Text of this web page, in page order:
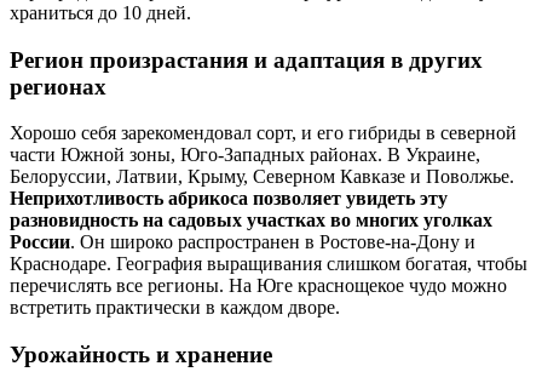
храниться до 10 дней.
Регион произрастания и адаптация в других
регионах
Хорошо себя зарекомендовал сорт, и его гибриды в северной
части Южной зоны, Юго-Западных районах. В Украине,
Белоруссии, Латвии, Крыму, Северном Кавказе и Поволжье.
Неприхотливость абрикоса позволяет увидеть эту
разновидность на садовых участках во многих уголках
России. Он широко распространен в Ростове-на-Дону и
Краснодаре. География выращивания слишком богатая, чтобы
перечислять все регионы. На Юге краснощекое чудо можно
встретить практически в каждом дворе.
Урожайность и хранение